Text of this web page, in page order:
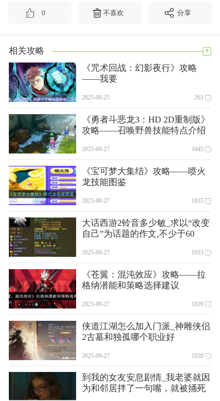
0 不喜欢 分享
相关攻略 +
《咒术回战：幻影夜行》攻略
——我要
2025-09-25 263
《勇者斗恶龙3：HD 2D重制版》
攻略——召唤野兽技能特点介绍
2025-09-27 1045
《宝可梦大集结》攻略——喷火
龙技能图鉴
2025-09-27 1035
大话西游2铃音多少敏_求以“改变
自己”为话题的作文,不少于60
2025-09-27 1033
《苍翼：混沌效应》攻略——拉
格纳潜能和策略选择建议
2025-09-27 1029
侠道江湖怎么加入门派_神雕侠侣
2古墓和独孤哪个职业好
2025-09-27 1028
到我的女友安息剧情_我老婆就因
为和邻居拌了一句嘴，就被捅死